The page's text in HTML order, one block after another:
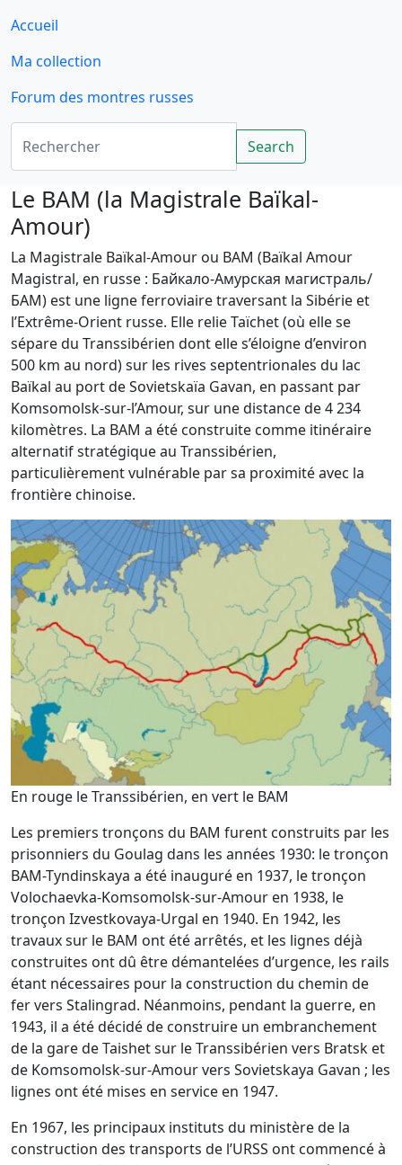
Accueil
Ma collection
Forum des montres russes
Rechercher
Search
Le BAM (la Magistrale Baïkal-
Amour)
La Magistrale Baïkal-Amour ou BAM (Baïkal Amour
Magistral, en russe : Байкало-Амурская магистраль/
БАМ) est une ligne ferroviaire traversant la Sibérie et
l’Extrême-Orient russe. Elle relie Taïchet (où elle se
sépare du Transsibérien dont elle s’éloigne d’environ
500 km au nord) sur les rives septentrionales du lac
Baïkal au port de Sovietskaïa Gavan, en passant par
Komsomolsk-sur-l’Amour, sur une distance de 4 234
kilomètres. La BAM a été construite comme itinéraire
alternatif stratégique au Transsibérien,
particulièrement vulnérable par sa proximité avec la
frontière chinoise.
En rouge le Transsibérien, en vert le BAM
Les premiers tronçons du BAM furent construits par les
prisonniers du Goulag dans les années 1930: le tronçon
BAM-Tyndinskaya a été inauguré en 1937, le tronçon
Volochaevka-Komsomolsk-sur-Amour en 1938, le
tronçon Izvestkovaya-Urgal en 1940. En 1942, les
travaux sur le BAM ont été arrêtés, et les lignes déjà
construites ont dû être démantelées d’urgence, les rails
étant nécessaires pour la construction du chemin de
fer vers Stalingrad. Néanmoins, pendant la guerre, en
1943, il a été décidé de construire un embranchement
de la gare de Taishet sur le Transsibérien vers Bratsk et
de Komsomolsk-sur-Amour vers Sovietskaya Gavan ; les
lignes ont été mises en service en 1947.
En 1967, les principaux instituts du ministère de la
construction des transports de l’URSS ont commencé à